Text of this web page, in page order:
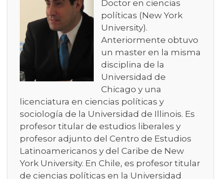
Doctor en ciencias
políticas (New York
University).
Anteriormente obtuvo
un master en la misma
disciplina de la
Universidad de
Chicago y una
licenciatura en ciencias políticas y
sociología de la Universidad de Illinois. Es
profesor titular de estudios liberales y
profesor adjunto del Centro de Estudios
Latinoamericanos y del Caribe de New
York University. En Chile, es profesor titular
de ciencias políticas en la Universidad